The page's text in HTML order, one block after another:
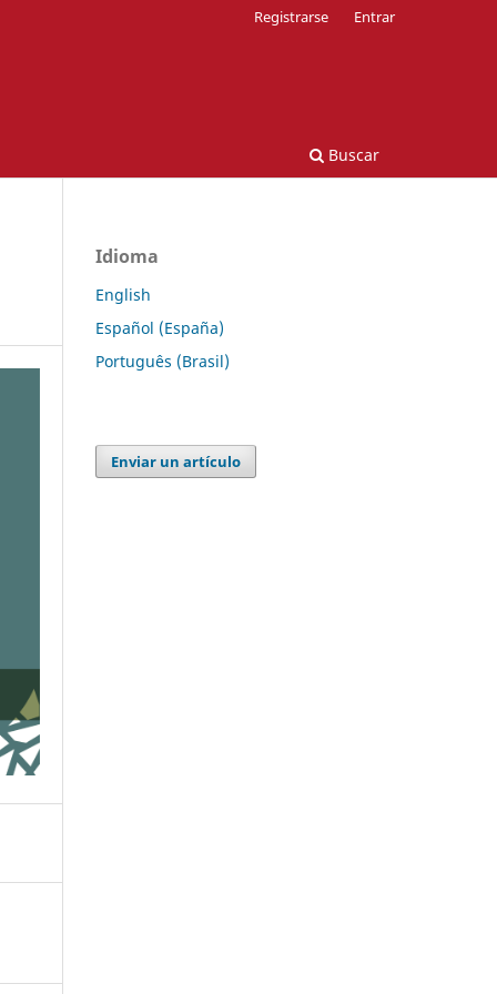
Buscar
Registrarse Entrar
Idioma
English
Español (España)
Português (Brasil)
Enviar un artículo